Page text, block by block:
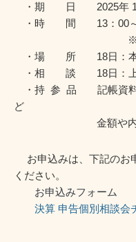
・期 日 2025年 12月
・時 間 13：00～17
※予約制（相
・場 所 18日：本部
・相 談 18日：上野
・持 参 品 記帳資料
ど
金額や内容が分
お申込みは、下記のお
ください。
お申込みフォーム
決算 申告個別相談会